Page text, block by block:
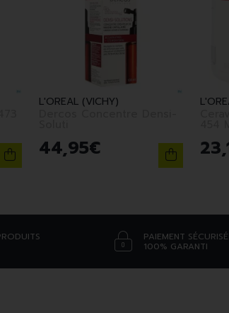
L'OREAL (VICHY)
44,95€ 23,
PAIEMENT SÉCURISÉ
100% GARANTI